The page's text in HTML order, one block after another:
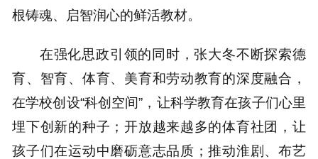
根铸魂、启智润心的鲜活教材。
在强化思政引领的同时，张大冬不断探索德
育、智育、体育、美育和劳动教育的深度融合，
在学校创设“科创空间”，让科学教育在孩子们心里
埋下创新的种子；开放越来越多的体育社团，让
孩子们在运动中磨砺意志品质；推动淮剧、布艺